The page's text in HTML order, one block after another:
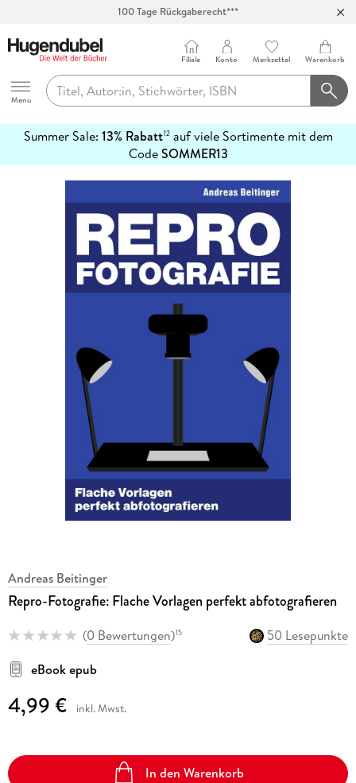
100 Tage Rückgaberecht***
Hugendubel
Menu
Filiale Konto Merkzettel Warenkorb
Summer Sale: 13% Rabatt12auf viele Sortimente mit dem
CodeSOMMER13
erfahren
Andreas Beitinger
Repro-Fotografie: Flache Vorlagen perfekt abfotografieren
(0 Bewertungen)15
50 Lesepunkte
eBook epub
4,99 € inkl. Mwst.
In den Warenkorb